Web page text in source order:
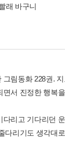
래 바구니
그림동화 228권.
면서 진정한 행복
다리고 기다리던
다리기도 생각대